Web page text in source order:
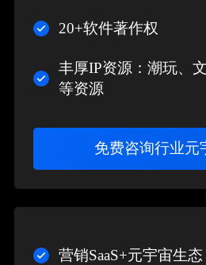
20+软件著作权
丰厚IP资源：潮玩、
等资源
免费咨询行业元
营销SaaS+元宇宙生态